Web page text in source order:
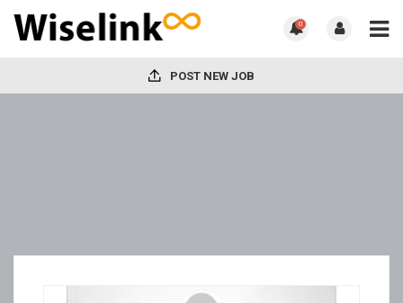
0
POST NEW JOB